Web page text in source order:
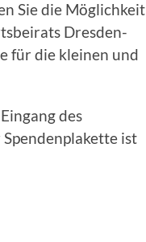
Sie die Möglichkeit
Dresden-
für die kleinen und
des
ist